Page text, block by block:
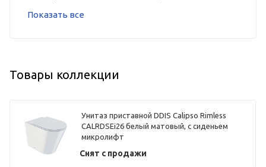
Показать все
Товары коллекции
Унитаз приставной DDIS Calipso Rimless
CALRDSEi26 белый матовый, с сиденьем
микролифт
Снят с продажи